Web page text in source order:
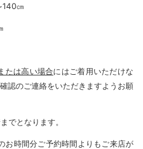
㎝
たは高い場合にはご着用いただけな
認のご連絡をいただきますようお願
でとなります。
お時間分ご予約時間よりもご来店が